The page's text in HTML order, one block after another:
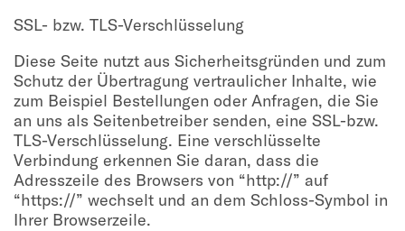
SSL- bzw. TLS-Verschlüsselung
Diese Seite nutzt aus Sicherheitsgründen und zum
Schutz der Übertragung vertraulicher Inhalte, wie
zum Beispiel Bestellungen oder Anfragen, die Sie
an uns als Seitenbetreiber senden, eine SSL-bzw.
TLS-Verschlüsselung. Eine verschlüsselte
Verbindung erkennen Sie daran, dass die
Adresszeile des Browsers von “http://” auf
“https://” wechselt und an dem Schloss-Symbol in
Ihrer Browserzeile.